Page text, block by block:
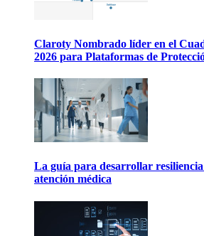
Claroty Nombrado líder en el
2026 para Plataformas de
La guía para desarrollar
atención médica